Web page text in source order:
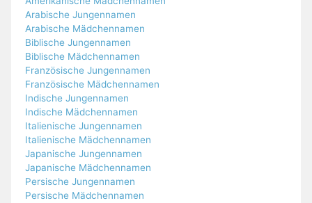
Arabische Jungennamen
Arabische Mädchennamen
Biblische Jungennamen
Biblische Mädchennamen
Französische Jungennamen
Französische Mädchennamen
Indische Jungennamen
Indische Mädchennamen
Italienische Jungennamen
Italienische Mädchennamen
Japanische Jungennamen
Japanische Mädchennamen
Persische Jungennamen
Persische Mädchennamen